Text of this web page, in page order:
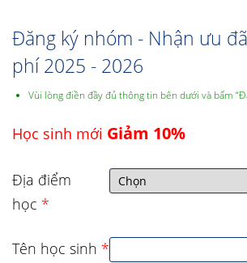
Đăng ký nhóm - Nhận ưu
phí 2025 - 2026
Vùi lòng điền đầy đủ thông tin bên dưới và bấm
Học sinh mới Giảm 10%
Địa điểm
học *
Tên học sinh *